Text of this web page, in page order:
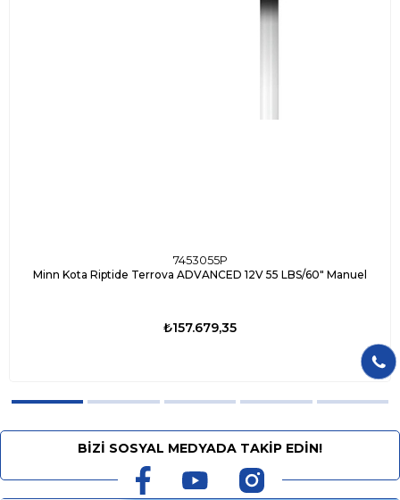
7453055P
Minn Kota Riptide Terrova ADVANCED 12V 55 LBS/60" Manuel
₺157.679,35
BİZİ SOSYAL MEDYADA TAKİP EDİN!